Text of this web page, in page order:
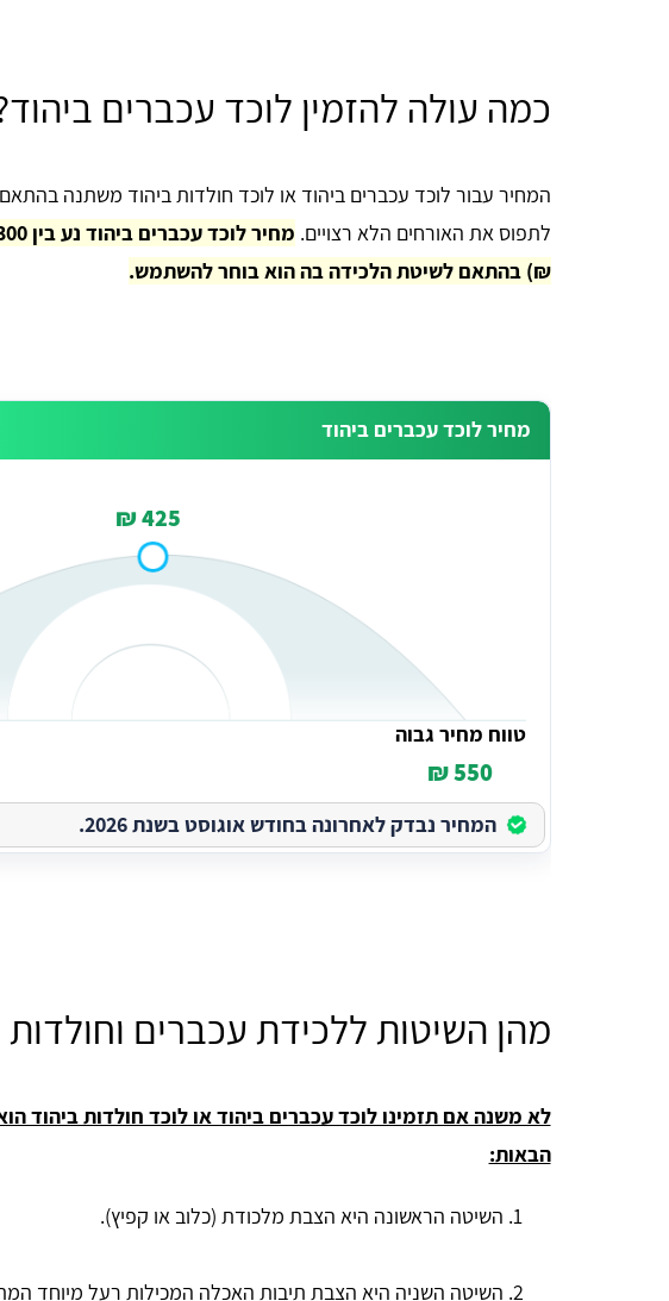
כמה עולה להזמין לוכד עכברים
המחיר עבור לוכד עכברים ביהוד או לוכד חולדות ביהוד משתנה
לתפוס את האורחים הלא רצויים.
₪) בהתאם לשיטת הלכידה בה הוא בוחר להשתמש.
מחיר לוכד עכברים ביהוד
425 ₪
טווח מחיר גבוה
550 ₪
המחיר נבדק לאחרונה בחודש אוגוסט בשנת 2026.
מהן השיטות ללכידת עכברים וחולדות
לא משנה אם תזמינו לוכד עכברים ביהוד או לוכד חולדות
הבאות:
השיטה הראשונה היא הצבת מלכודת (כלוב או קפיץ).
השיטה השניה היא הצבת תיבות האכלה המכילות רעל מיוחד